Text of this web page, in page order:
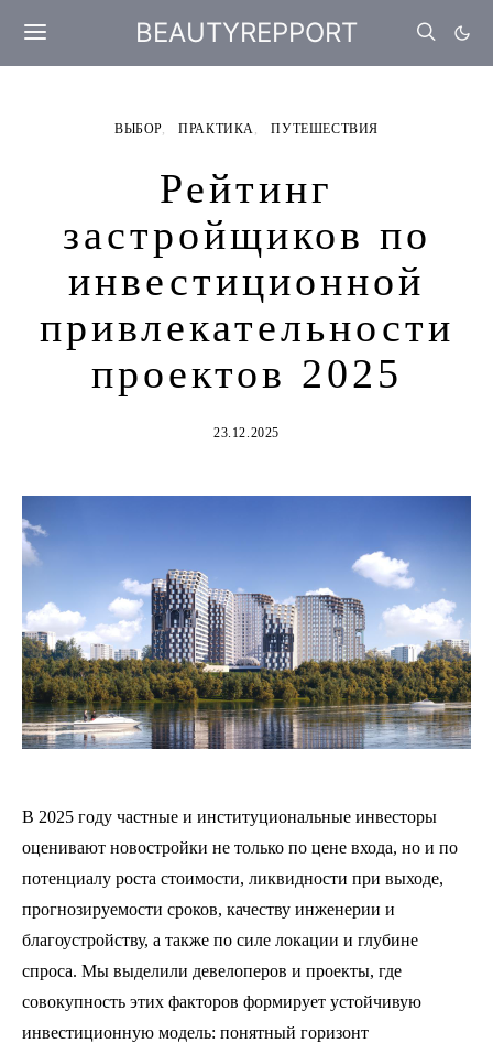
BEAUTYREPPORT
ВЫБОР ПРАКТИКА ПУТЕШЕСТВИЯ
Рейтинг
застройщиков по
инвестиционной
привлекательности
проектов 2025
23.12.2025
В 2025 году частные и институциональные инвесторы
оценивают новостройки не только по цене входа, но и по
потенциалу роста стоимости, ликвидности при выходе,
прогнозируемости сроков, качеству инженерии и
благоустройству, а также по силе локации и глубине
спроса. Мы выделили девелоперов и проекты, где
совокупность этих факторов формирует устойчивую
инвестиционную модель: понятный горизонт